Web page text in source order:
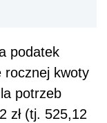
podatek
rocznej kwoty
potrzeb
zł (tj. 525,12